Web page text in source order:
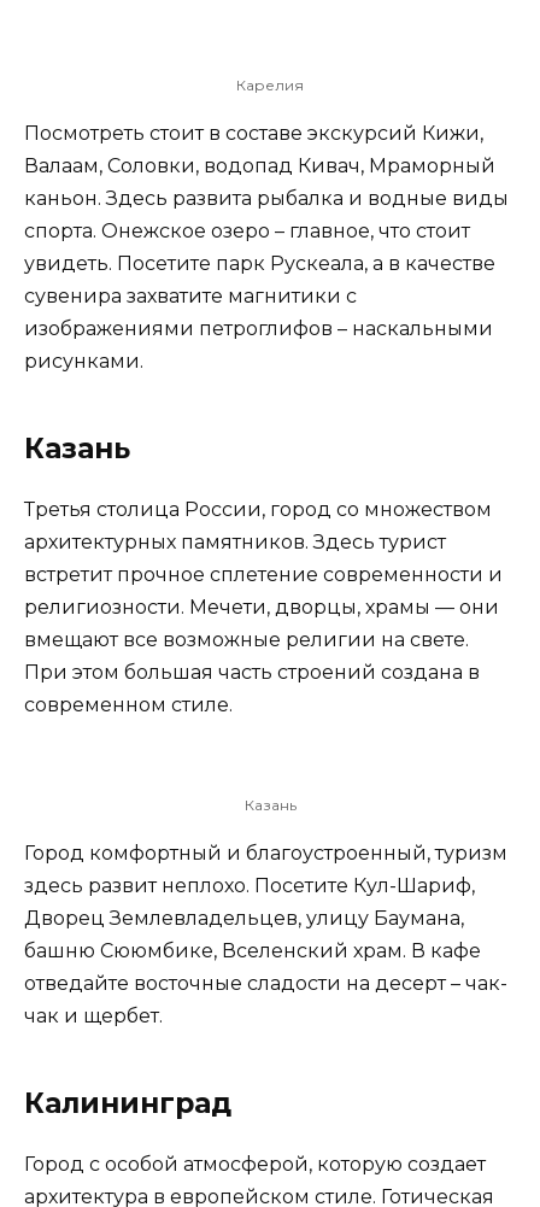
Карелия
Посмотреть стоит в составе экскурсий Кижи,
Валаам, Соловки, водопад Кивач, Мраморный
каньон. Здесь развита рыбалка и водные виды
спорта. Онежское озеро – главное, что стоит
увидеть. Посетите парк Рускеала, а в качестве
сувенира захватите магнитики с
изображениями петроглифов – наскальными
рисунками.
Казань
Третья столица России, город со множеством
архитектурных памятников. Здесь турист
встретит прочное сплетение современности и
религиозности. Мечети, дворцы, храмы — они
вмещают все возможные религии на свете.
При этом большая часть строений создана в
современном стиле.
Казань
Город комфортный и благоустроенный, туризм
здесь развит неплохо. Посетите Кул-Шариф,
Дворец Землевладельцев, улицу Баумана,
башню Сююмбике, Вселенский храм. В кафе
отведайте восточные сладости на десерт – чак-
чак и щербет.
Калининград
Город с особой атмосферой, которую создает
архитектура в европейском стиле. Готическая